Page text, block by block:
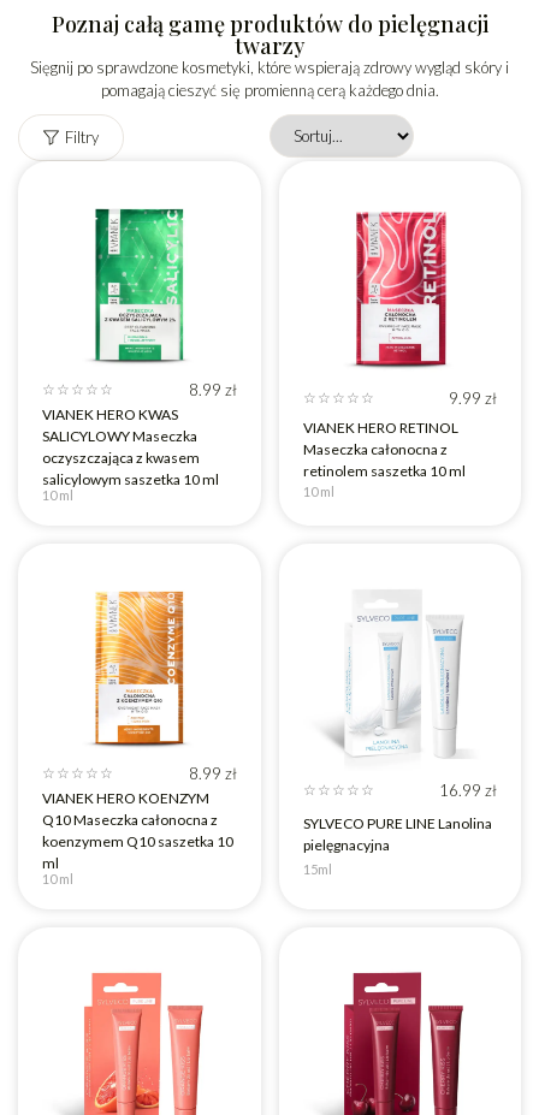
Poznaj całą gamę produktów do pielęgnacji
twarzy
Sięgnij po sprawdzone kosmetyki, które wspierają zdrowy wygląd skóry i
pomagają cieszyć się promienną cerą każdego dnia.
Filtry
Nie
Tak
Nie
Po
konsultacji
Tak
☆ ☆ ☆ ☆ ☆ 8.99 zł
VIANEK HERO KWAS
SALICYLOWY Maseczka
oczyszczająca z kwasem
salicylowym saszetka 10 ml
10 ml
☆ ☆ ☆ ☆ ☆ 9.99 zł
VIANEK HERO RETINOL
Maseczka całonocna z
retinolem saszetka 10 ml
10 ml
☆ ☆ ☆ ☆ ☆ 8.99 zł
VIANEK HERO KOENZYM
Q10 Maseczka całonocna z
koenzymem Q10 saszetka 10
ml
10 ml
☆ ☆ ☆ ☆ ☆ 16.99 zł
SYLVECO PURE LINE Lanolina
pielęgnacyjna
15ml